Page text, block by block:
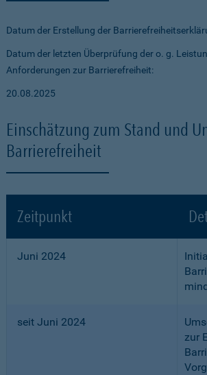
Datum der Erstellung der
Datum der letzten Überprüfung der o. g.
Anforderungen zur Barrierefreiheit:
20.08.2025
Einschätzung zum Stand und
Barrierefreiheit
Zeitpunkt
Juni 2024
seit Juni 2024
zur